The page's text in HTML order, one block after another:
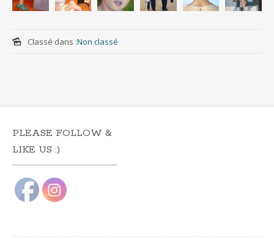
Classé dans :Non classé
PLEASE FOLLOW &
LIKE US :)